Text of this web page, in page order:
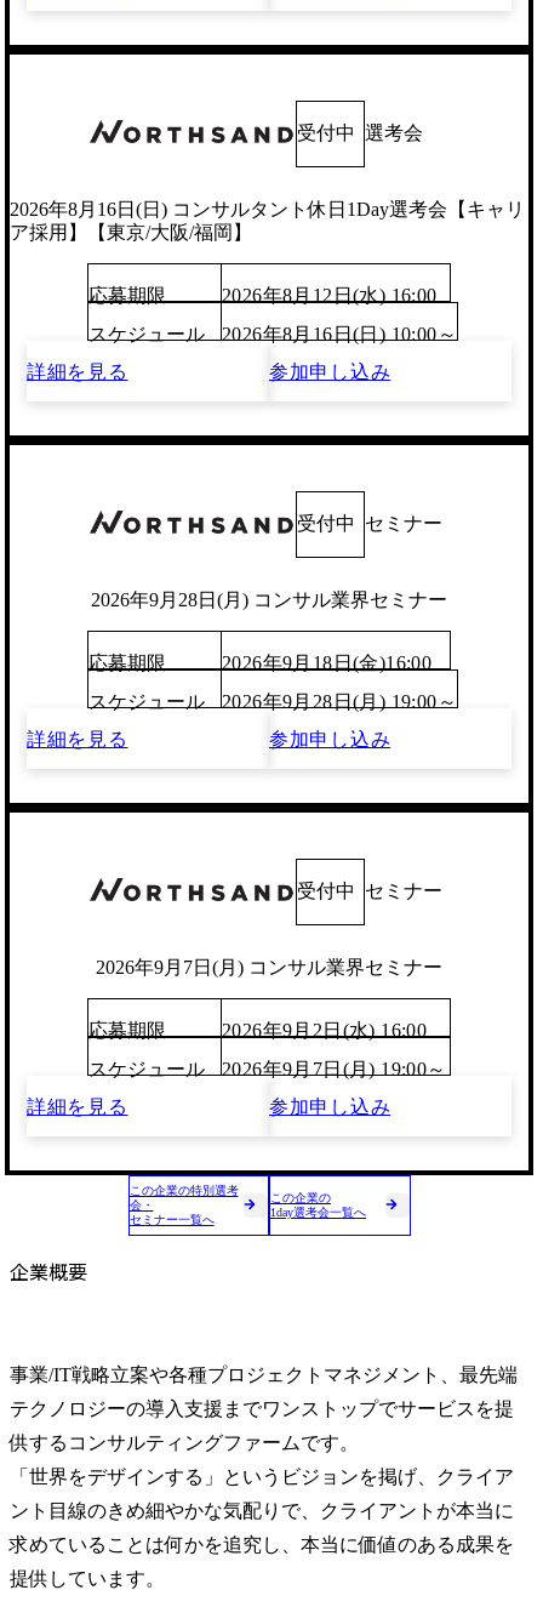
受付中 選考会
2026年8月16日(日) コンサルタント休日1Day選考会【キャリ
ア採用】【東京/大阪/福岡】
応募期限
2026年8月12日(水) 16:00
スケジュール
2026年8月16日(日) 10:00～
詳細を見る
参加申し込み
受付中 セミナー
2026年9月28日(月) コンサル業界セミナー
応募期限
2026年9月18日(金)16:00
スケジュール
2026年9月28日(月) 19:00～
詳細を見る
参加申し込み
受付中 セミナー
2026年9月7日(月) コンサル業界セミナー
応募期限
2026年9月2日(水) 16:00
スケジュール
2026年9月7日(月) 19:00～
詳細を見る
参加申し込み
この企業の特別選考
会・
セミナー一覧へ
この企業の
1day選考会一覧へ
企業概要
事業/IT戦略立案や各種プロジェクトマネジメント、最先端
テクノロジーの導入支援までワンストップでサービスを提
供するコンサルティングファームです。
「世界をデザインする」というビジョンを掲げ、クライア
ント目線のきめ細やかな気配りで、クライアントが本当に
求めていることは何かを追究し、本当に価値のある成果を
提供しています。